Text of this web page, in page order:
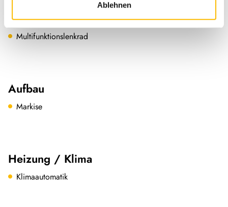
Ablehnen
Lederlenkrad
Multifunktionslenkrad
Aufbau
Markise
Heizung / Klima
Klimaautomatik